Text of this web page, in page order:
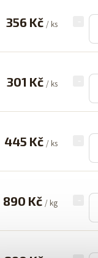
356 Kč / ks
301 Kč / ks
445 Kč / ks
890 Kč / kg